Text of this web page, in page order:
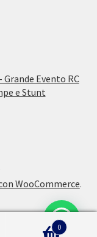
Grande Evento RC
e Stunt
WooCommerce.
0